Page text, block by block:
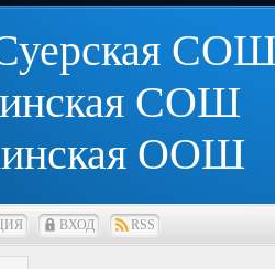
СОШ
ООШ
ВХОД RSS